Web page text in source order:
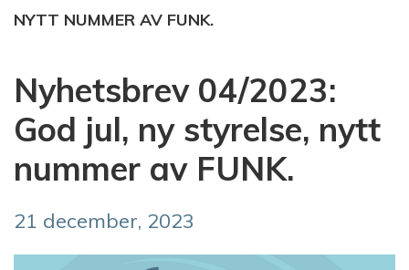
NYTT NUMMER AV FUNK.
Nyhetsbrev 04/2023:
God jul, ny styrelse, nytt
nummer av FUNK.
21 december, 2023